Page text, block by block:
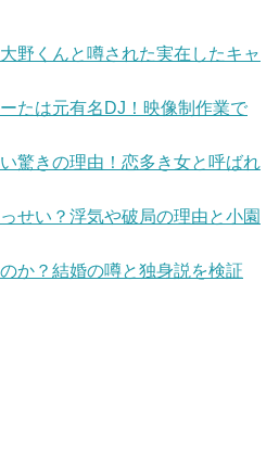
野くんと噂された実在したキャ
たは元有名DJ！映像制作業で
驚きの理由！恋多き女と呼ばれ
せい？浮気や破局の理由と小園
か？結婚の噂と独身説を検証